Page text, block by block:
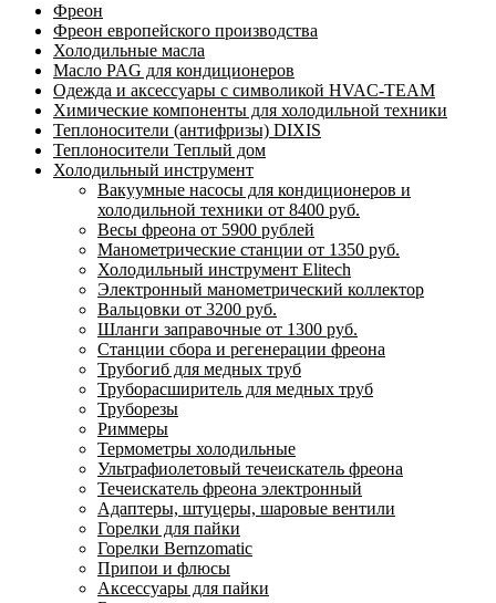
Фреон
Фреон европейского производства
Холодильные масла
Масло PAG для кондиционеров
Одежда и аксессуары с символикой HVAC-TEAM
Химические компоненты для холодильной техники
Теплоносители (антифризы) DIXIS
Теплоносители Теплый дом
Холодильный инструмент
Вакуумные насосы для кондиционеров и
холодильной техники от 8400 руб.
Весы фреона от 5900 рублей
Манометрические станции от 1350 руб.
Холодильный инструмент Elitech
Электронный манометрический коллектор
Вальцовки от 3200 руб.
Шланги заправочные от 1300 руб.
Станции сбора и регенерации фреона
Трубогиб для медных труб
Труборасширитель для медных труб
Труборезы
Риммеры
Термометры холодильные
Ультрафиолетовый течеискатель фреона
Течеискатель фреона электронный
Адаптеры, штуцеры, шаровые вентили
Горелки для пайки
Горелки Bernzomatic
Припои и флюсы
Аксессуары для пайки